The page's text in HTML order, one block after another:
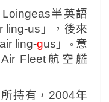
半英語
ling-us」，後來
ling-gus」 。 意
Fleet航空艦
持有，2004年